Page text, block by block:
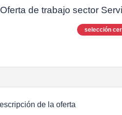
Oferta de trabajo sector
selección
de la oferta